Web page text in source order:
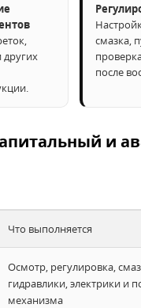
других
смазка,
после
и
Что выполняется
Осмотр, регулировка,
гидравлики, электрики и
механизма